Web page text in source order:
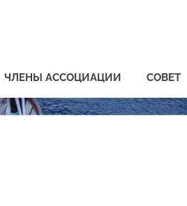
ЧЛЕНЫ АССОЦИАЦИИ СОВЕТ